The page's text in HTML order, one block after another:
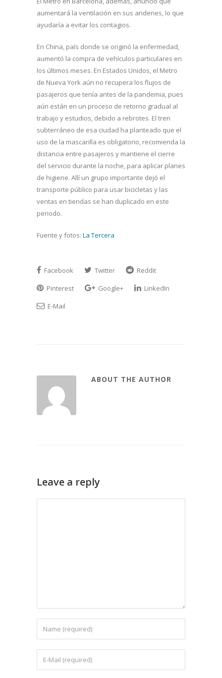
aumentará la ventilación en sus andenes, lo que
ayudaría a evitar los contagios.
En China, país donde se originó la enfermedad,
aumentó la compra de vehículos particulares en
los últimos meses. En Estados Unidos, el Metro
de Nueva York aún no recupera los flujos de
pasajeros que tenía antes de la pandemia, pues
aún están en un proceso de retorno gradual al
trabajo y estudios, debido a rebrotes. El tren
subterráneo de esa ciudad ha planteado que el
uso de la mascarilla es obligatorio, recomienda la
distancia entre pasajeros y mantiene el cierre
del servicio durante la noche, para aplicar planes
de higiene. Allí un grupo importante dejó el
transporte público para usar bicicletas y las
ventas en tiendas se han duplicado en este
periodo.
Fuente y fotos: La Tercera
Facebook Twitter
Reddit
Pinterest
Google+
LinkedIn
E-Mail
ABOUT THE AUTHOR
Leave a reply